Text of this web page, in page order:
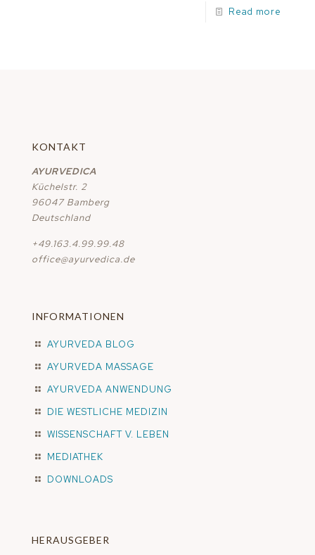
Read more
KONTAKT
AYURVEDICA
Küchelstr. 2
96047 Bamberg
Deutschland
+49.163.4.99.99.48
office@ayurvedica.de
INFORMATIONEN
AYURVEDA BLOG
AYURVEDA MASSAGE
AYURVEDA ANWENDUNG
DIE WESTLICHE MEDIZIN
WISSENSCHAFT V. LEBEN
MEDIATHEK
DOWNLOADS
HERAUSGEBER